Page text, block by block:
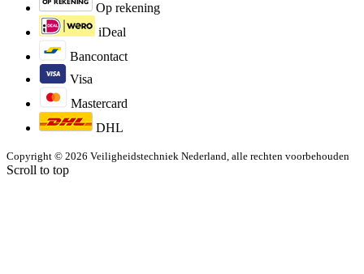
Op rekening
iDeal
Bancontact
Visa
Mastercard
DHL
Copyright © 2026 Veiligheidstechniek Nederland, alle rechten voorbehouden
Scroll to top